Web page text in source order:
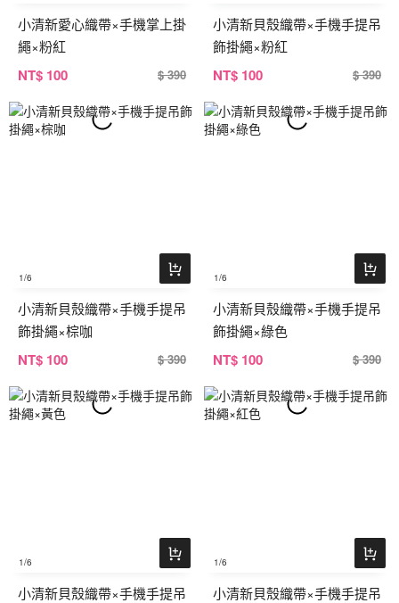
小清新愛心織帶×手機掌上掛
繩×粉紅
NT$ 100 $ 390
小清新貝殼織帶×手機手提吊
飾掛繩×粉紅
NT$ 100 $ 390
1/6
小清新貝殼織帶×手機手提吊
飾掛繩×棕咖
NT$ 100 $ 390
1/6
小清新貝殼織帶×手機手提吊
飾掛繩×綠色
NT$ 100 $ 390
1/6
小清新貝殼織帶×手機手提吊
1/6
小清新貝殼織帶×手機手提吊